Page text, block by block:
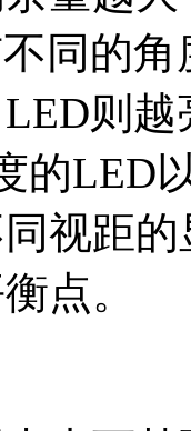
同的角
LED则
的LED
视距
点。